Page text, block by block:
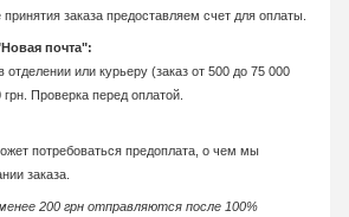
заказа предоставляем счет для оплаты.
почта":
или курьеру (заказ от 500 до 75 000
Проверка перед оплатой.
потребоваться предоплата, о чем мы
заказа.
200 грн отправляются после 100%